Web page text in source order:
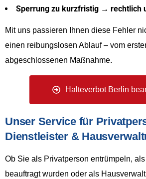
Sperrung zu kurzfristig → rechtlich
Mit uns passieren Ihnen diese Fehler
einen reibungslosen Ablauf – vom
abgeschlossenen Maßnahme.
Halteverbot Berlin
Unser Service für
Dienstleister &
Ob Sie als Privatperson entrümpeln,
beauftragt wurden oder als